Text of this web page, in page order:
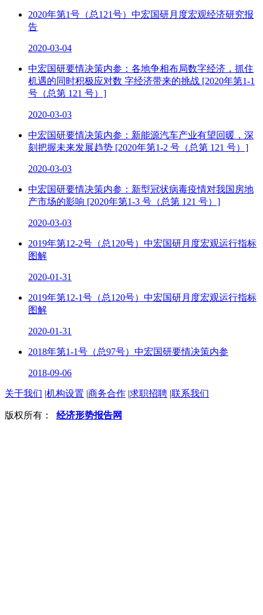
2020年第1号（总121号）中宏国研月度宏观经济研究报
告
2020-03-04
中宏国研要情决策内参：各地争相布局数字经济，抓住
机遇的同时积极应对数 字经济带来的挑战 [2020年第1-1
号（总第 121 号）]
2020-03-03
中宏国研要情决策内参：新能源汽车产业有望回暖，深
刻把握未来发展趋势 [2020年第1-2 号（总第 121 号）]
2020-03-03
中宏国研要情决策内参：新型冠状病毒疫情对我国房地
产市场的影响 [2020年第1-3 号（总第 121 号）]
2020-03-03
2019年第12-2号（总120号）中宏国研月度宏观运行指标
图解
2020-01-31
2019年第12-1号（总120号）中宏国研月度宏观运行指标
图解
2020-01-31
2018年第1-1号（总97号）中宏国研要情决策内参
2018-09-06
关于我们 |机构设置 |商务合作 |求职招聘 |联系我们
版权所有： 经济形势报告网